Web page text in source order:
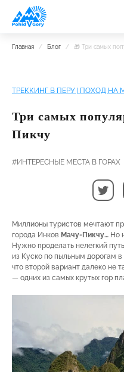
Главная / Блог / 🎁 Три самых
Три самых
Пикчу
#ИНТЕРЕСНЫЕ МЕСТА В ГОРАХ
Миллионы туристов мечтают
города Инков Мачу-Пикчу… Но
Нужно проделать нелегкий
из Куско по пыльным дорогам в
что второй вариант далеко не
— одних из самых крутых гор